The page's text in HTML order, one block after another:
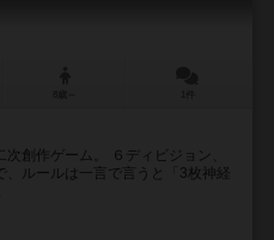
創作ゲーム。 ６ディビジョン、
ルールは一言で言うと「3枚神経